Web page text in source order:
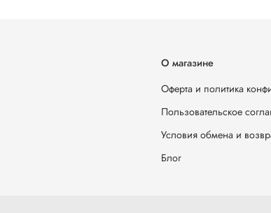
О магазине
Оферта и политика
Пользовательское
Условия обмена и
Блог